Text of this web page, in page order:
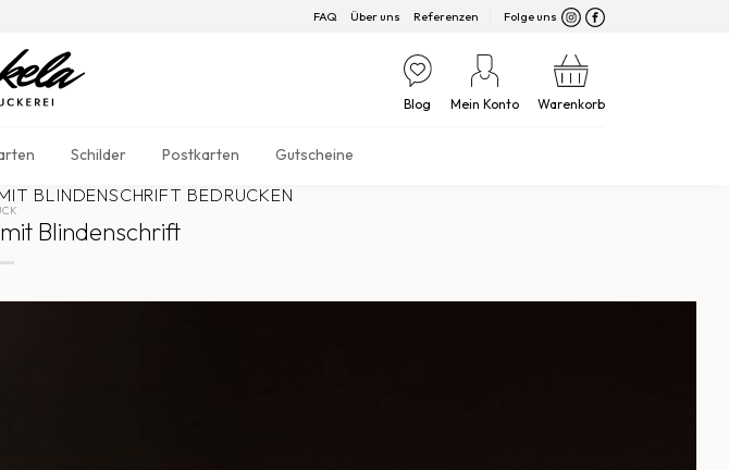
FAQ Über uns Referenzen Folge uns
Blog Mein Konto Warenkorb
Schilder Postkarten Gutscheine
BLINDENSCHRIFT BEDRUCKEN
Blindenschrift